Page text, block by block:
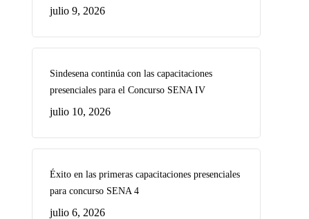
julio 9, 2026
Sindesena continúa con las capacitaciones
presenciales para el Concurso SENA IV
julio 10, 2026
Éxito en las primeras capacitaciones presenciales
para concurso SENA 4
julio 6, 2026